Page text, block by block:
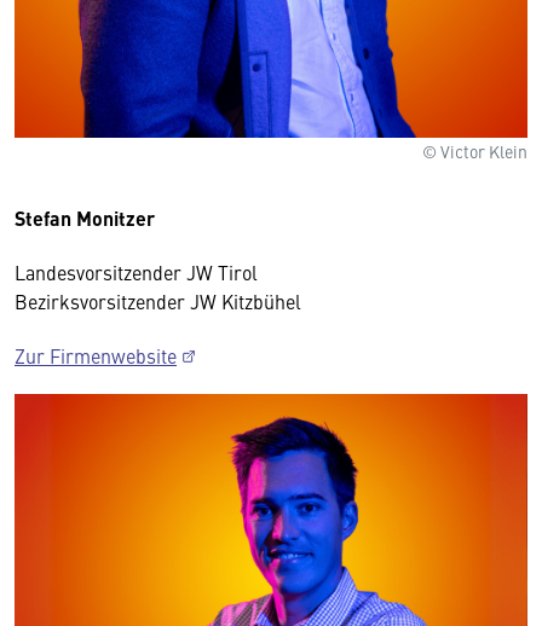
© Victor Klein
Stefan Monitzer
Landesvorsitzender JW Tirol
Bezirksvorsitzender JW Kitzbühel
Zur Firmenwebsite